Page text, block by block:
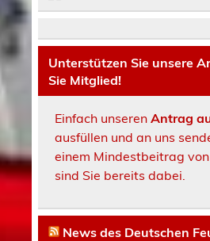
Unterstützen Sie unsere
Sie Mitglied!
Einfach unserenAntrag
ausfüllen und an uns
einem Mindestbeitrag
sind Sie bereits dabei.
News des Deutschen